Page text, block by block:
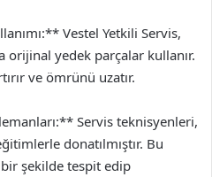
Vestel Yetkili Servis,
orijinal yedek parçalar kullanır.
ve ömrünü uzatır.
Servis teknisyenleri,
donatılmıştır. Bu
şekilde tespit edip